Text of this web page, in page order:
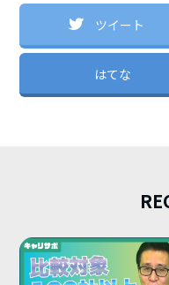
ツイート
はてな